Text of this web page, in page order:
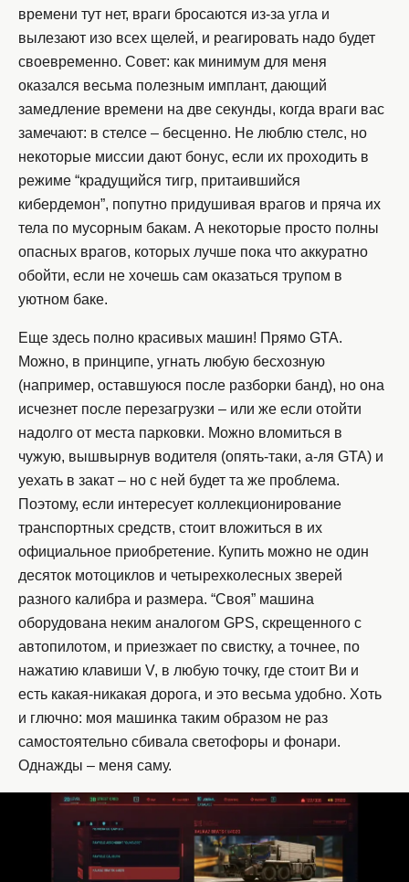
времени тут нет, враги бросаются из-за угла и
вылезают изо всех щелей, и реагировать надо будет
своевременно. Совет: как минимум для меня
оказался весьма полезным имплант, дающий
замедление времени на две секунды, когда враги вас
замечают: в стелсе – бесценно. Не люблю стелс, но
некоторые миссии дают бонус, если их проходить в
режиме “крадущийся тигр, притаившийся
кибердемон”, попутно придушивая врагов и пряча их
тела по мусорным бакам. А некоторые просто полны
опасных врагов, которых лучше пока что аккуратно
обойти, если не хочешь сам оказаться трупом в
уютном баке.
Еще здесь полно красивых машин! Прямо GTA.
Можно, в принципе, угнать любую бесхозную
(например, оставшуюся после разборки банд), но она
исчезнет после перезагрузки – или же если отойти
надолго от места парковки. Можно вломиться в
чужую, вышвырнув водителя (опять-таки, а-ля GTA) и
уехать в закат – но с ней будет та же проблема.
Поэтому, если интересует коллекционирование
транспортных средств, стоит вложиться в их
официальное приобретение. Купить можно не один
десяток мотоциклов и четырехколесных зверей
разного калибра и размера. “Своя” машина
оборудована неким аналогом GPS, скрещенного с
автопилотом, и приезжает по свистку, а точнее, по
нажатию клавиши V, в любую точку, где стоит Ви и
есть какая-никакая дорога, и это весьма удобно. Хоть
и глючно: моя машинка таким образом не раз
самостоятельно сбивала светофоры и фонари.
Однажды – меня саму.